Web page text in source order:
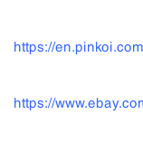
https://
https://